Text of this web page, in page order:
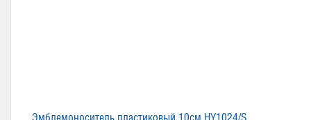
Эмблемоноситель пластиковый 10см HY1024/S